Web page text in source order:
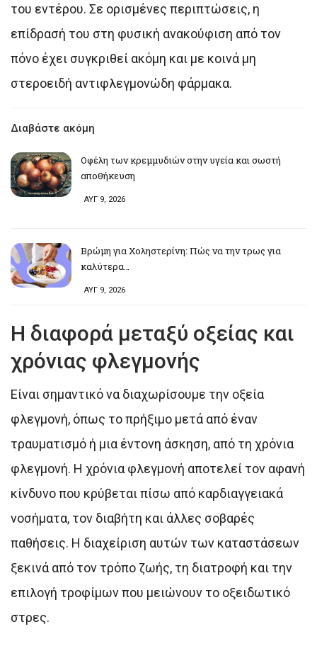
του εντέρου. Σε ορισμένες περιπτώσεις, η
επίδρασή του στη φυσική ανακούφιση από τον
πόνο έχει συγκριθεί ακόμη και με κοινά μη
στεροειδή αντιφλεγμονώδη φάρμακα.
Διαβάστε ακόμη
Οφέλη των κρεμμυδιών στην υγεία και σωστή
αποθήκευση
ΑΥΓ 9, 2026
Βρώμη για Χοληστερίνη: Πώς να την τρως για
καλύτερα…
ΑΥΓ 9, 2026
Η διαφορά μεταξύ οξείας και
χρόνιας φλεγμονής
Είναι σημαντικό να διαχωρίσουμε την οξεία
φλεγμονή, όπως το πρήξιμο μετά από έναν
τραυματισμό ή μια έντονη άσκηση, από τη χρόνια
φλεγμονή. Η χρόνια φλεγμονή αποτελεί τον αφανή
κίνδυνο που κρύβεται πίσω από καρδιαγγειακά
νοσήματα, τον διαβήτη και άλλες σοβαρές
παθήσεις. Η διαχείριση αυτών των καταστάσεων
ξεκινά από τον τρόπο ζωής, τη διατροφή και την
επιλογή τροφίμων που μειώνουν το οξειδωτικό
στρες.